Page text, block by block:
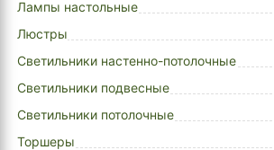
Лампы настольные
Люстры
Светильники настенно-потолочные
Светильники подвесные
Светильники потолочные
Торшеры